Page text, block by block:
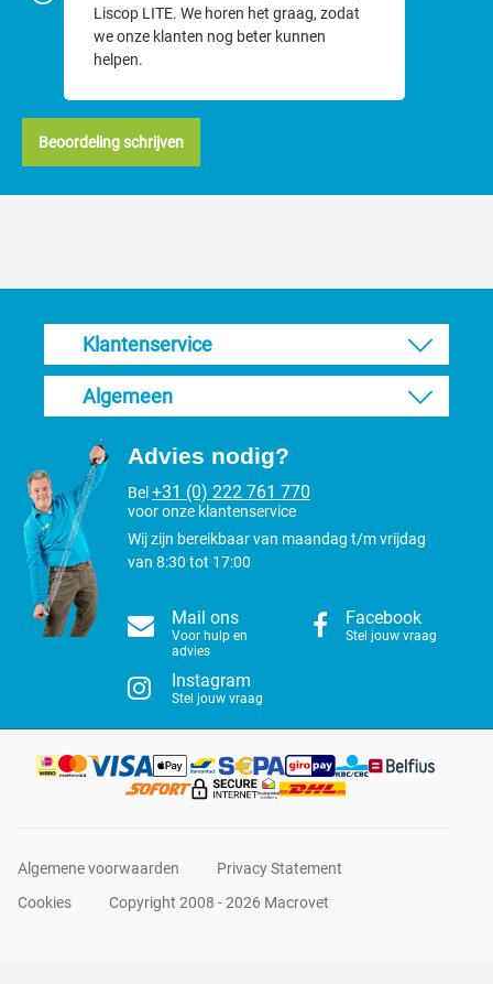
Liscop LITE. We horen het graag, zodat
we onze klanten nog beter kunnen
helpen.
Beoordeling schrijven
Klantenservice
Algemeen
Advies nodig?
Bel +31 (0) 222 761 770
voor onze klantenservice
Wij zijn bereikbaar van maandag t/m vrijdag
van 8:30 tot 17:00
Mail ons
Voor hulp en
advies
Facebook
Stel jouw vraag
Instagram
Stel jouw vraag
Algemene voorwaarden
Privacy Statement
Cookies
Copyright 2008 - 2026 Macrovet